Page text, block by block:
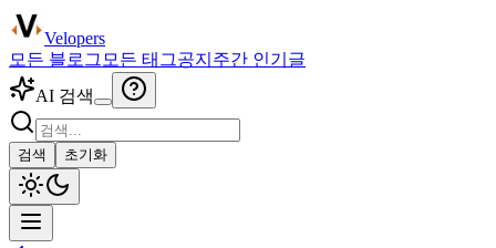
Velopers
모든 블로그 모든 태그공지 주간 인기글
AI 검색
검색 초기화